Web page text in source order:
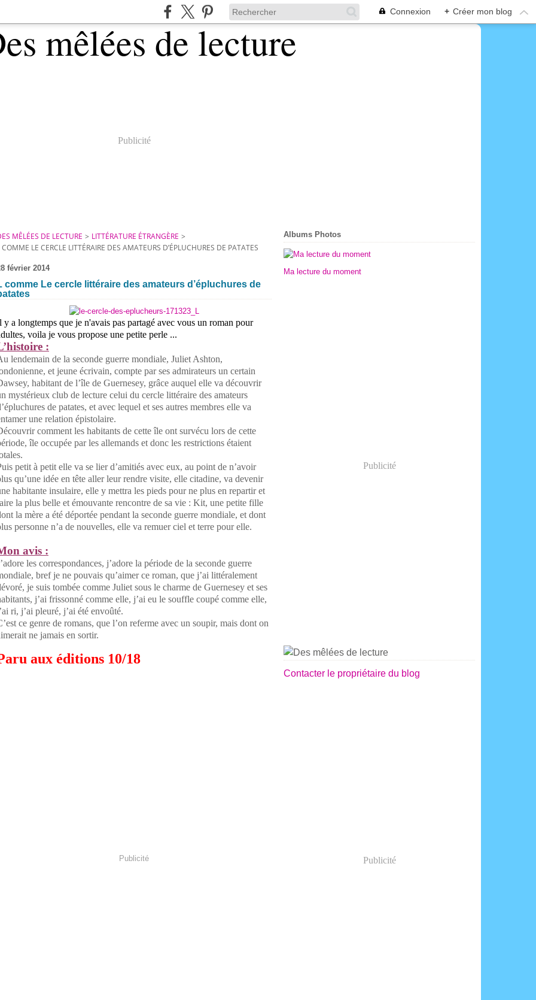
Connexion + Créer mon blog
Publicité
MÊLÉES DE LECTURE > LITTÉRATURE ÉTRANGÈRE >
COMME LE CERCLE LITTÉRAIRE DES AMATEURS D’ÉPLUCHURES DE PATATES
février 2014
comme Le cercle littéraire des amateurs d’épluchures de
y a longtemps que je n'avais pas partagé avec vous un roman pour
voila je vous propose une petite perle ...
:
lendemain de la seconde guerre mondiale, Juliet Ashton,
et jeune écrivain, compte par ses admirateurs un certain
habitant de l’île de Guernesey, grâce auquel elle va découvrir
mystérieux club de lecture celui du cercle littéraire des amateurs
de patates, et avec lequel et ses autres membres elle va
une relation épistolaire.
comment les habitants de cette île ont survécu lors de cette
île occupée par les allemands et donc les restrictions étaient
petit à petit elle va se lier d’amitiés avec eux, au point de n’avoir
qu’une idée en tête aller leur rendre visite, elle citadine, va devenir
habitante insulaire, elle y mettra les pieds pour ne plus en repartir et
la plus belle et émouvante rencontre de sa vie : Kit, une petite fille
la mère a été déportée pendant la seconde guerre mondiale, et dont
personne n’a de nouvelles, elle va remuer ciel et terre pour elle.
avis :
les correspondances, j’adore la période de la seconde guerre
bref je ne pouvais qu’aimer ce roman, que j’ai littéralement
je suis tombée comme Juliet sous le charme de Guernesey et ses
j’ai frissonné comme elle, j’ai eu le souffle coupé comme elle,
ri, j’ai pleuré, j’ai été envoûté.
ce genre de romans, que l’on referme avec un soupir, mais dont on
ne jamais en sortir.
aux éditions 10/18
Publicité
Albums Photos
Ma lecture du moment
Publicité
Contacter le propriétaire du blog
Publicité